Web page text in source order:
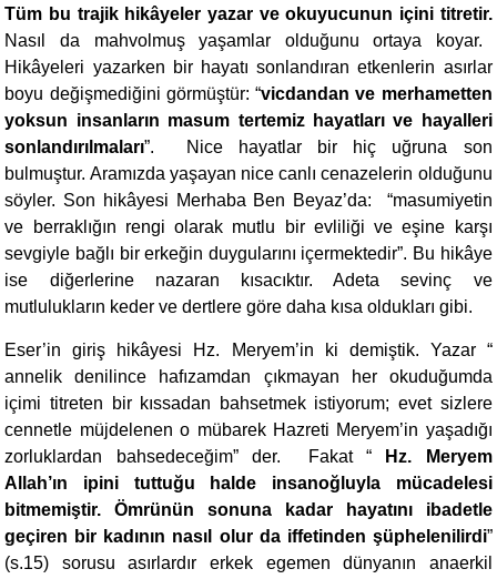
Tüm bu trajik hikâyeler yazar ve okuyucunun içini titretir.
Nasıl da mahvolmuş yaşamlar olduğunu ortaya koyar.
Hikâyeleri yazarken bir hayatı sonlandıran etkenlerin asırlar
boyu değişmediğini görmüştür: “vicdandan ve merhametten
yoksun insanların masum tertemiz hayatları ve hayalleri
sonlandırılmaları”. Nice hayatlar bir hiç uğruna son
bulmuştur. Aramızda yaşayan nice canlı cenazelerin olduğunu
söyler. Son hikâyesi Merhaba Ben Beyaz’da: “masumiyetin
ve berraklığın rengi olarak mutlu bir evliliği ve eşine karşı
sevgiyle bağlı bir erkeğin duygularını içermektedir”. Bu hikâye
ise diğerlerine nazaran kısacıktır. Adeta sevinç ve
mutlulukların keder ve dertlere göre daha kısa oldukları gibi.
Eser’in giriş hikâyesi Hz. Meryem’in ki demiştik. Yazar “
annelik denilince hafızamdan çıkmayan her okuduğumda
içimi titreten bir kıssadan bahsetmek istiyorum; evet sizlere
cennetle müjdelenen o mübarek Hazreti Meryem’in yaşadığı
zorluklardan bahsedeceğim” der. Fakat “
Hz. Meryem
Allah’ın ipini tuttuğu halde insanoğluyla mücadelesi
bitmemiştir. Ömrünün sonuna kadar hayatını ibadetle
geçiren bir kadının nasıl olur da iffetinden şüphelenilirdi”
(s.15) sorusu asırlardır erkek egemen dünyanın anaerkil